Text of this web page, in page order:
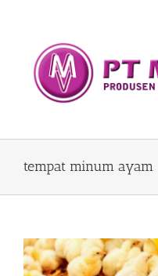
tempat minum ayam